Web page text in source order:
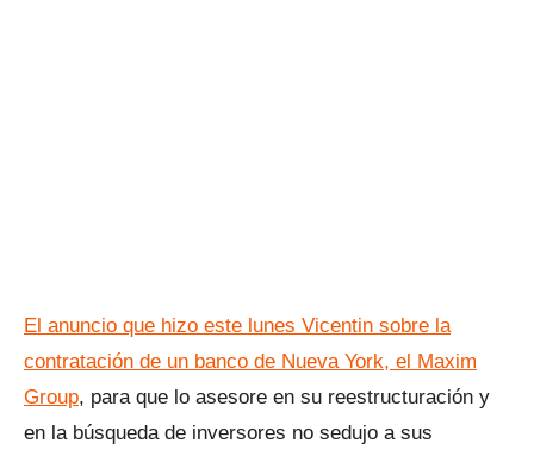
El anuncio que hizo este lunes Vicentin sobre la
contratación de un banco de Nueva York, el Maxim
Group, para que lo asesore en su reestructuración y
en la búsqueda de inversores no sedujo a sus